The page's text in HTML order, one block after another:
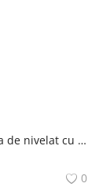
Dreptar / rigla de nivelat cu boloboc SLX 2, 200 cm - Sola-02070601
0